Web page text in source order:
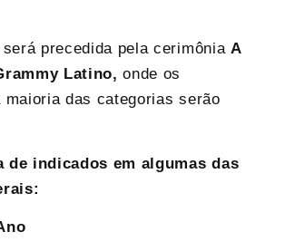
precedida pela cerimônia A
Latino,onde os
maioria das categorias serão
de indicados em algumas das